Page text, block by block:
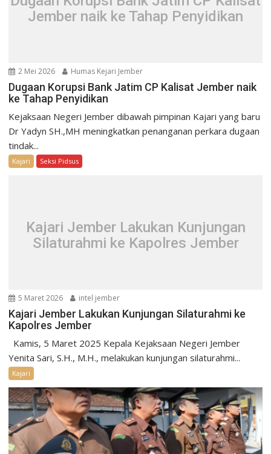
Jember naik ke Tahap Penyidikan
2 Mei 2026 Humas Kejari Jember
Dugaan Korupsi Bank Jatim CP Kalisat Jember naik
ke Tahap Penyidikan
Kejaksaan Negeri Jember dibawah pimpinan Kajari yang baru
Dr Yadyn SH.,MH meningkatkan penanganan perkara dugaan
tindak...
Kajari Seksi Pidsus
Kajari Jember Lakukan Kunjungan
Silaturahmi ke Kapolres Jember
5 Maret 2026 intel jember
Kajari Jember Lakukan Kunjungan Silaturahmi ke
Kapolres Jember
Kamis, 5 Maret 2025 Kepala Kejaksaan Negeri Jember
Yenita Sari, S.H., M.H., melakukan kunjungan silaturahmi...
Kajari